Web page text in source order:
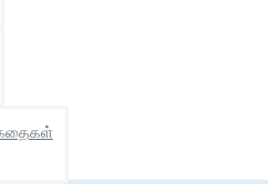
கதைகள்